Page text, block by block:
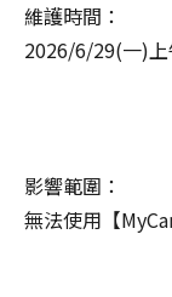
維護時間：
2026/6/29(一)
影響範圍：
無法使用【